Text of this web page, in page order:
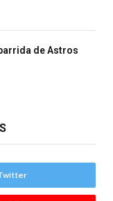
de Astros